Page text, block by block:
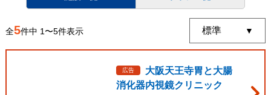
全5件中 1〜5件表示
広告
大阪天王寺胃と大腸
消化器内視鏡クリニック